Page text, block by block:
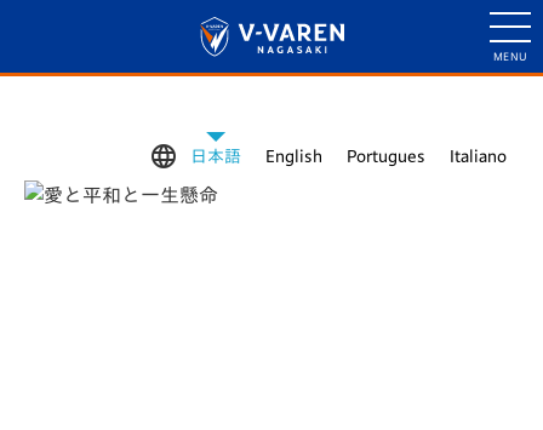
 日本語 English Portugues Italiano